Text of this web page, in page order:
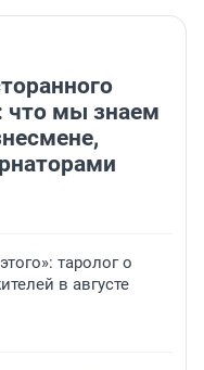
что мы знаем
таролог о
в августе